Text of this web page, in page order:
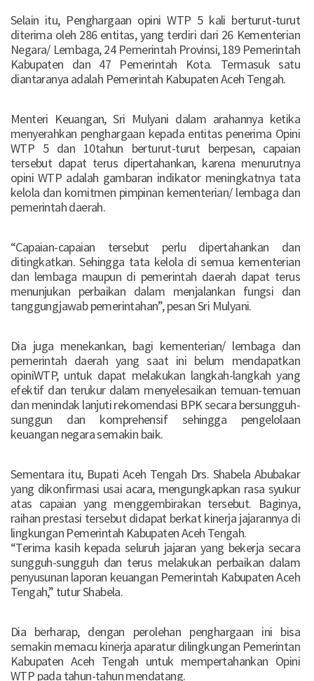
Selain itu, Penghargaan opini WTP 5 kali berturut-turut
diterima oleh 286 entitas, yang terdiri dari 26 Kementerian
Negara/ Lembaga, 24 Pemerintah Provinsi, 189 Pemerintah
Kabupaten dan 47 Pemerintah Kota. Termasuk satu
diantaranya adalah Pemerintah Kabupaten Aceh Tengah.
Menteri Keuangan, Sri Mulyani dalam arahannya ketika
menyerahkan penghargaan kepada entitas penerima Opini
WTP 5 dan 10tahun berturut-turut berpesan, capaian
tersebut dapat terus dipertahankan, karena menurutnya
opini WTP adalah gambaran indikator meningkatnya tata
kelola dan komitmen pimpinan kementerian/ lembaga dan
pemerintah daerah.
“Capaian-capaian tersebut perlu dipertahankan dan
ditingkatkan. Sehingga tata kelola di semua kementerian
dan lembaga maupun di pemerintah daerah dapat terus
menunjukan perbaikan dalam menjalankan fungsi dan
tanggungjawab pemerintahan”, pesan Sri Mulyani.
Dia juga menekankan, bagi kementerian/ lembaga dan
pemerintah daerah yang saat ini belum mendapatkan
opiniWTP, untuk dapat melakukan langkah-langkah yang
efektif dan terukur dalam menyelesaikan temuan-temuan
dan menindak lanjuti rekomendasi BPK secara bersungguh-
sunggun dan komprehensif sehingga pengelolaan
keuangan negara semakin baik.
Sementara itu, Bupati Aceh Tengah Drs. Shabela Abubakar
yang dikonfirmasi usai acara, mengungkapkan rasa syukur
atas capaian yang menggembirakan tersebut. Baginya,
raihan prestasi tersebut didapat berkat kinerja jajarannya di
lingkungan Pemerintah Kabupaten Aceh Tengah.
“Terima kasih kepada seluruh jajaran yang bekerja secara
sungguh-sungguh dan terus melakukan perbaikan dalam
penyusunan laporan keuangan Pemerintah Kabupaten Aceh
Tengah,” tutur Shabela.
Dia berharap, dengan perolehan penghargaan ini bisa
semakin memacu kinerja aparatur dilingkungan Pemerintan
Kabupaten Aceh Tengah untuk mempertahankan Opini
WTP pada tahun-tahun mendatang.